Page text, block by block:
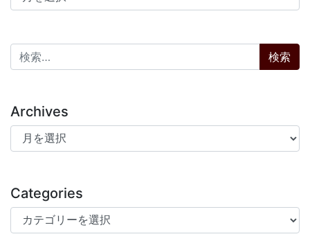
検索:
Archives
Archives
Categories
Categories